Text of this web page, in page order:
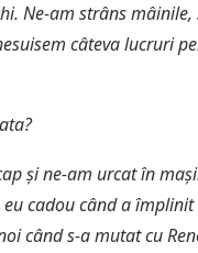
Ne-am strâns
câteva lucruri
și ne-am urcat în
cadou când a împlinit
când s-a mutat cu